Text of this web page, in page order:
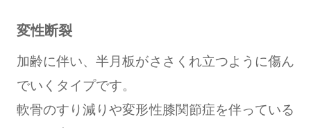
変性断裂
加齢に伴い、半月板がささくれ立つように傷ん
でいくタイプです。
軟骨のすり減りや変形性膝関節症を伴っている